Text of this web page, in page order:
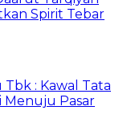
Spirit Tebar
Tbk : Kawal Tata
Menuju Pasar